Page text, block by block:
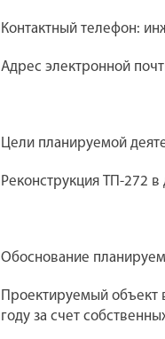
Контактный телефон:
Адрес электронной
Цели планируемой
Реконструкция ТП-272
Обоснование
Проектируемый объект
году за счет